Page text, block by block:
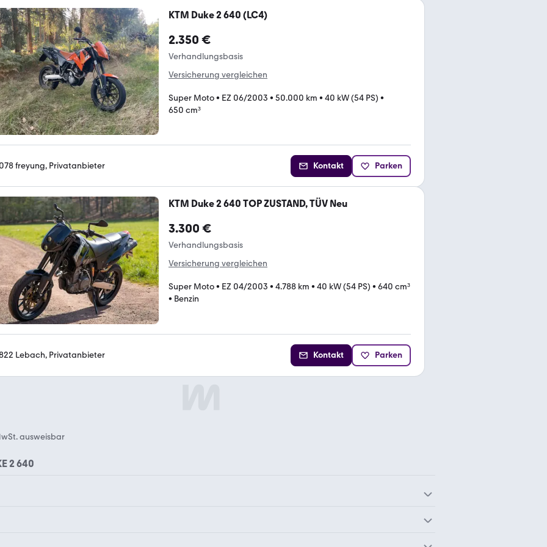
KTM Duke 2 640 (LC4)
2.350 €
Verhandlungsbasis
Versicherung vergleichen
Super Moto• EZ 06/2003 • 50.000 km • 40 kW (54 PS) •
650 cm³
freyung, Privatanbieter Kontakt Parken
KTM Duke 2 640 TOP ZUSTAND, TÜV Neu
3.300 €
Verhandlungsbasis
Versicherung vergleichen
Super Moto• EZ 04/2003 • 4.788 km • 40 kW (54 PS) • 640 cm³
• Benzin
Lebach, Privatanbieter Kontakt Parken
ausweisbar
2 640